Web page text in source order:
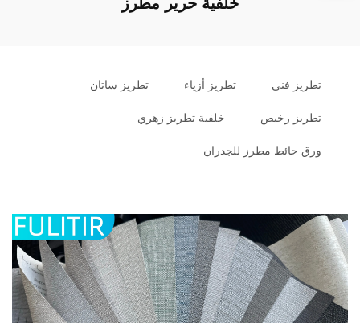
تطريز فني تطريز أزياء تطريز ساتان
تطريز رخيص خلفية تطريز زهري
ورق حائط مطرز للجدران